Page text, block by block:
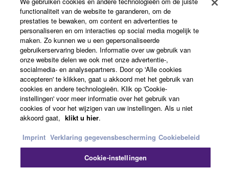
leveren aan de meest
verfijnde, chique ruimtes.
VXS-serie 'S-model'
De 'S-modellen' van de
VXS serie zijn
subwoofers die de
van de VXS- en VXC-
serie perfect aanvullen.
functionaliteit van de website te garanderen, om de
prestaties te bewaken, om content en advertenties te
personaliseren en om interacties op social media mogelijk te
maken. Zo kunnen we u een gepersonaliseerde
gebruikerservaring bieden. Informatie over uw gebruik van
onze website delen we ook met onze advertentie-,
socialmedia- en analysepartners. Door op 'Alle cookies
accepteren' te klikken, gaat u akkoord met het gebruik van
cookies en andere technologieën. Klik op 'Cookie-
instellingen' voor meer informatie over het gebruik van
cookies of voor het wijzigen van uw instellingen. Als u niet
akkoord gaat, klikt u hier.
Imprint Verklaring gegevensbescherming Cookiebeleid
Cookie-instellingen